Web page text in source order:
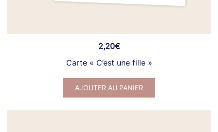
2,20€
Carte « C’est une fille »
AJOUTER AU PANIER